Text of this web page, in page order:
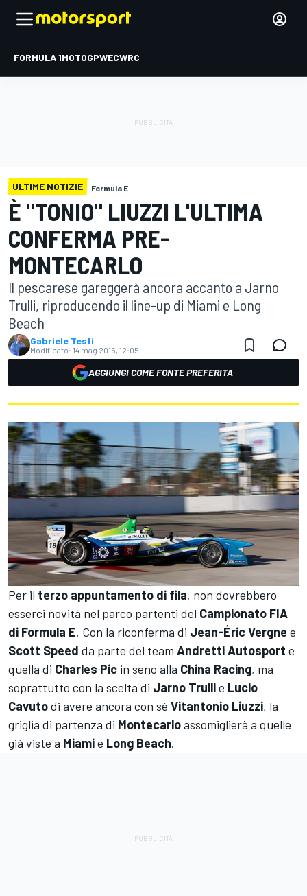
FORMULA 1MOTOGPWECWRC
ULTIME NOTIZIE Formula E
È "TONIO" LIUZZI L'ULTIMA
CONFERMA PRE-
MONTECARLO
Il pescarese gareggerà ancora accanto a Jarno
Trulli, riproducendo il line-up di Miami e Long
Beach
Gabriele Testi
Modificato: 14 mag 2015, 12:05
AGGIUNGI COME FONTE PREFERITA
Per il terzo appuntamento di fila, non dovrebbero
esserci novità nel parco partenti del Campionato FIA
di Formula E. Con la riconferma di Jean-Éric Vergne e
Scott Speed da parte del team Andretti Autosport e
quella di Charles Pic in seno alla China Racing, ma
soprattutto con la scelta di Jarno Trullie Lucio
Cavutodi avere ancora con sé Vitantonio Liuzzi, la
griglia di partenza di Montecarloassomiglierà a quelle
già viste a Miamie Long Beach.